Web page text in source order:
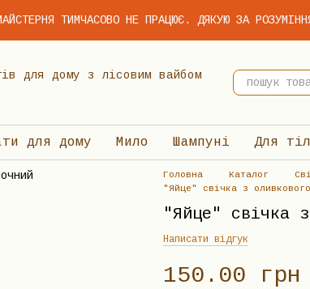
ТИМЧАСОВО НЕ ПРАЦЮЄ. ДЯКУЮ ЗА
для дому з лісовим вайбом
для дому Мило Шампуні Для
Головна Каталог
"Яйце" свічка з
"Яйце" свічка
Написати відгук
150.00 грн